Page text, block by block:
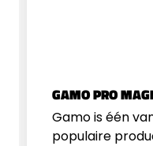
GAMO PRO
Gamo is één
populaire